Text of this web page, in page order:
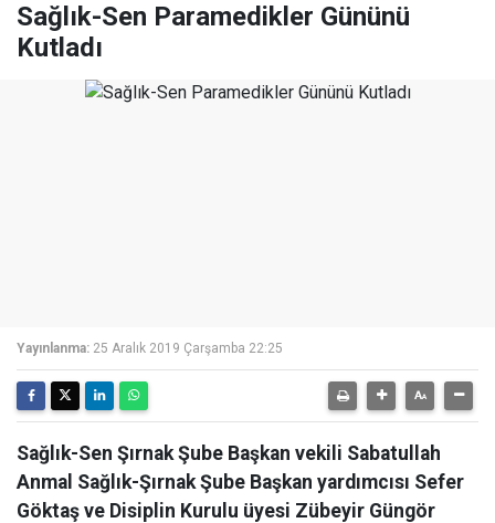
Sağlık-Sen Paramedikler Gününü
Kutladı
Yayınlanma: 25 Aralık 2019 Çarşamba 22:25
Sağlık-Sen Şırnak Şube Başkan vekili Sabatullah
Anmal Sağlık-Şırnak Şube Başkan yardımcısı Sefer
Göktaş ve Disiplin Kurulu üyesi Zübeyir Güngör